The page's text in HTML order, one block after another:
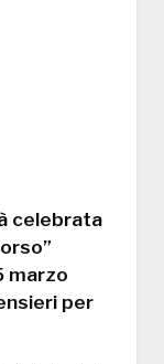
celebrata
marzo
per